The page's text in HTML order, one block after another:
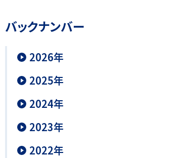
バックナンバー
2026年
2025年
2024年
2023年
2022年